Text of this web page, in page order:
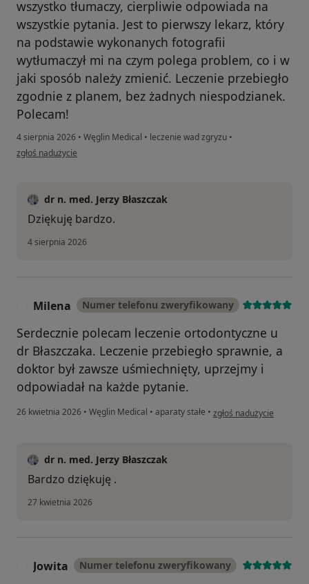
wszystko tłumaczy, cierpliwie odpowiada na
wszystkie pytania. Jest to pierwszy lekarz, który
na podstawie wykonanych fotografii
wytłumaczył mi na czym polega problem, co i w
jaki sposób należy zmienić. Leczenie przebiegło
zgodnie z planem, bez żadnych niespodzianek.
Polecam!
4 sierpnia 2026 • Węglin Medical • leczenie wad zgryzu •
w opinii użytkownika Asia
zgłoś nadużycie
dr n. med. Jerzy Błaszczak
Dziękuję bardzo.
4 sierpnia 2026
Milena Numer telefonu zweryfikowany
Serdecznie polecam leczenie ortodontyczne u
dr Błaszczaka. Leczenie przebiegło sprawnie, a
doktor był zawsze uśmiechnięty, uprzejmy i
odpowiadał na każde pytanie.
26 kwietnia 2026 • Węglin Medical • aparaty stałe • w opinii użytkownika
zgłoś nadużycie
dr n. med. Jerzy Błaszczak
Bardzo dziękuję .
27 kwietnia 2026
Jowita Numer telefonu zweryfikowany